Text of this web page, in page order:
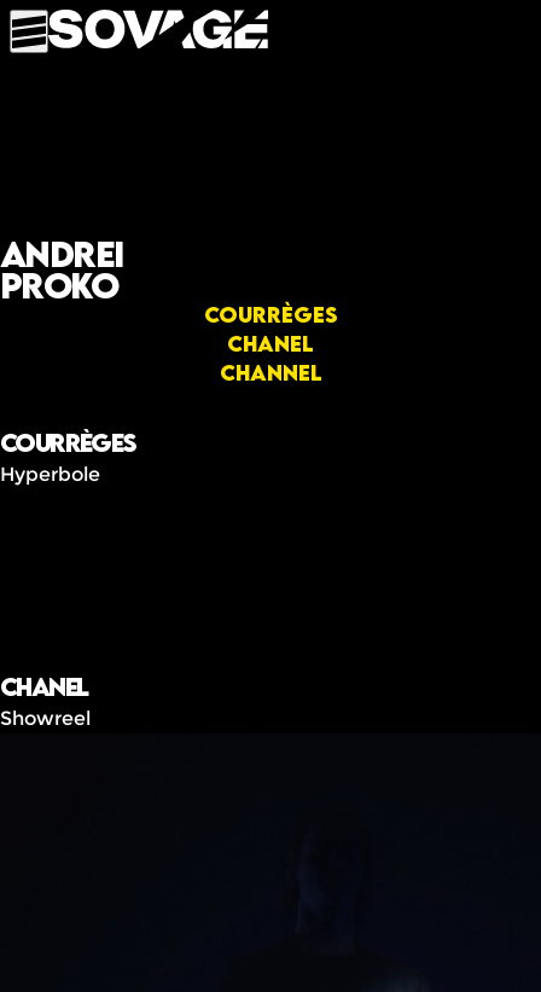
Andrei
Proko
Courrèges
Chanel
Channel
Courrèges
Hyperbole
Chanel
Showreel